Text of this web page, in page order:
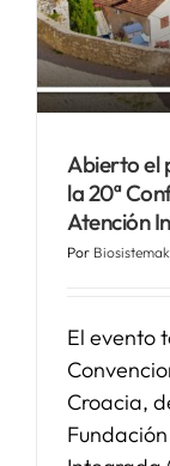
Abierto el
la 20ª
Atención
Por Biosistemak
El evento
Croacia,